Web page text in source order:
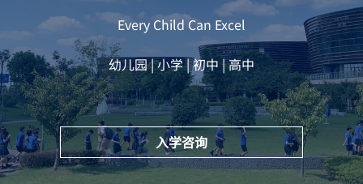
Every Child Can Excel
幼儿园 | 小学 | 初中 | 高中
入学咨询